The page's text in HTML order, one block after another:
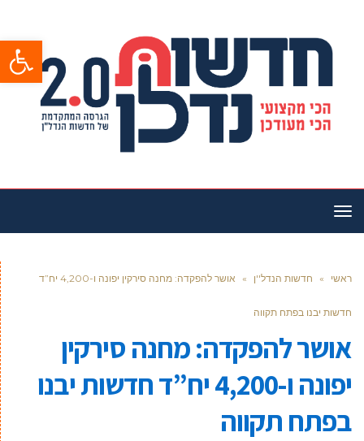
פתח
תפריט
ראשי » חדשות הנדל''ן » אושר להפקדה: מחנה סירקין יפונה ו-4,200 יח”ד
חדשות יבנו בפתח תקווה
אושר להפקדה: מחנה סירקין
יפונה ו-4,200 יח”ד חדשות יבנו
בפתח תקווה